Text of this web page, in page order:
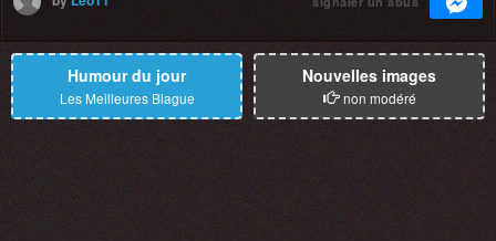
Humour du jour
Les Meilleures Blague
Nouvelles images
non modéré